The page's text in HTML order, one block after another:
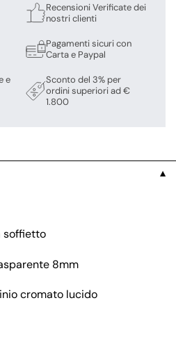
e
Recensioni Verificate dei
nostri clienti
Pagamenti sicuri con
Carta e Paypal
Sconto del 3% per
ordini superiori ad €
1.800
▼
soffietto
8mm
cromato lucido